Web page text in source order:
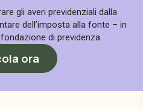
gli averi previdenziali dalla
dell’imposta alla fonte – in
di previdenza.
ora